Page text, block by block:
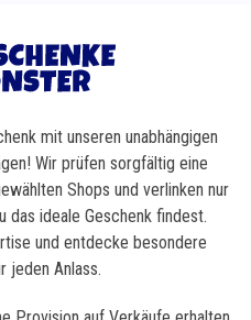
mit unseren unabhängigen
Wir prüfen sorgfältig eine
Shops und verlinken nur
das ideale Geschenk findest.
und entdecke besondere
jeden Anlass.